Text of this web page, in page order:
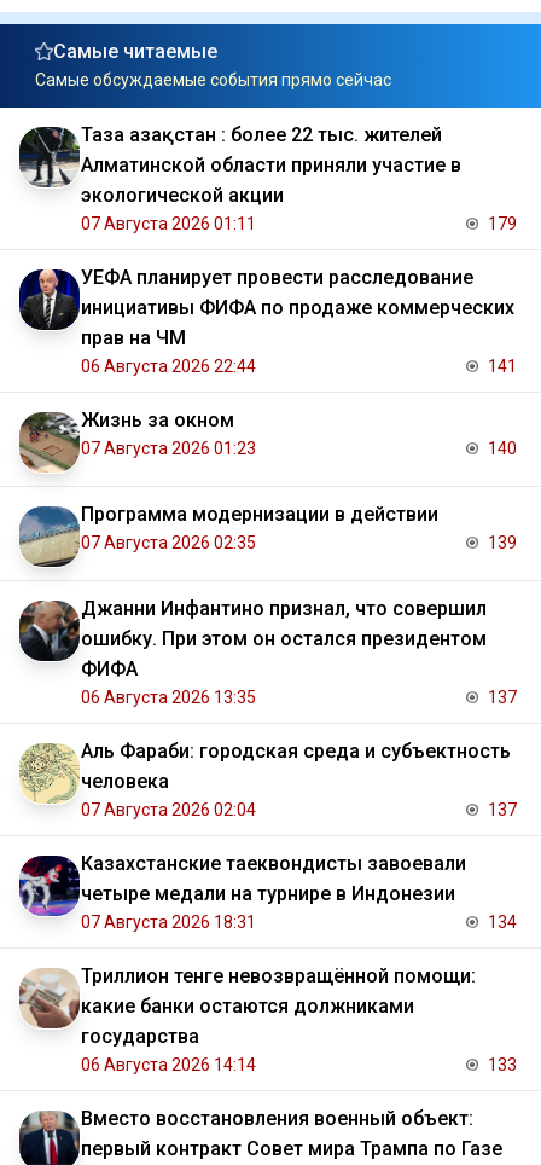
Самые читаемые
Самые обсуждаемые события прямо сейчас
Таза Қазақстан : более 22 тыс. жителей
Алматинской области приняли участие в
экологической акции
07 Августа 2026 01:11 179
УЕФА планирует провести расследование
инициативы ФИФА по продаже коммерческих
прав на ЧМ
06 Августа 2026 22:44 141
Жизнь за окном
07 Августа 2026 01:23 140
Программа модернизации в действии
07 Августа 2026 02:35 139
Джанни Инфантино признал, что совершил
ошибку. При этом он остался президентом
ФИФА
06 Августа 2026 13:35 137
Аль Фараби: городская среда и субъектность
человека
07 Августа 2026 02:04 137
Казахстанские таеквондисты завоевали
четыре медали на турнире в Индонезии
07 Августа 2026 18:31 134
Триллион тенге невозвращённой помощи:
какие банки остаются должниками
государства
06 Августа 2026 14:14 133
Вместо восстановления военный объект:
первый контракт Совет мира Трампа по Газе